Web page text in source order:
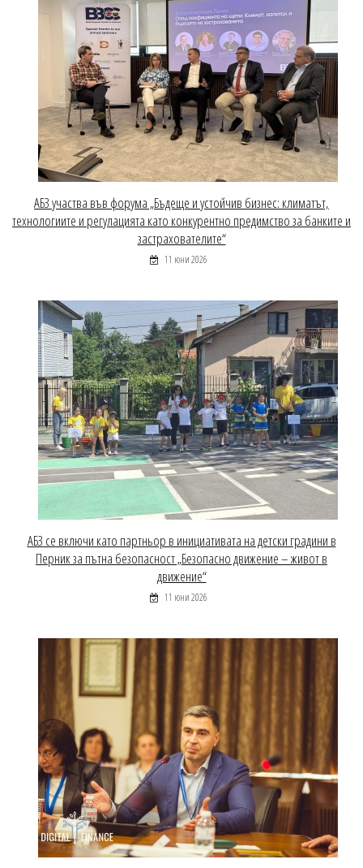
АБЗ участва във форума „Бъдеще и устойчив бизнес: климатът,
технологиите и регулацията като конкурентно предимство за банките и
застрахователите“
11 юни 2026
АБЗ се включи като партньор в инициативата на детски градини в
Перник за пътна безопасност „Безопасно движение – живот в
движение“
11 юни 2026